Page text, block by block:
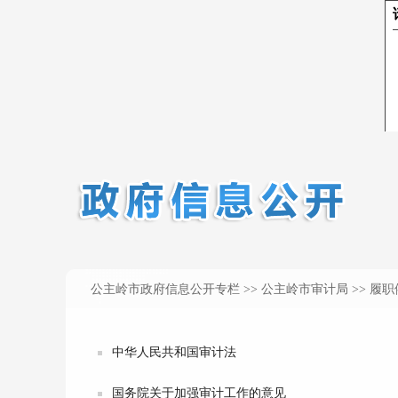
公主岭市政府信息公开专栏 >> 公主岭市审计局 >> 履职
中华人民共和国审计法
国务院关于加强审计工作的意见